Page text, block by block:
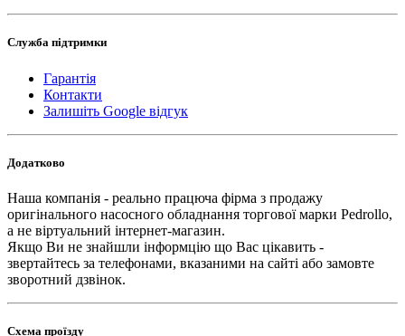
Служба підтримки
Гарантія
Контакти
Залишіть Google відгук
Додатково
Наша компанія - реально працюча фірма з продажу
оригінального насосного обладнання торгової марки Pedrollo,
а не віртуальний інтернет-магазин.
Якщо Ви не знайшли інформцію що Вас цікавить -
звертайтесь за телефонами, вказаними на сайті або замовте
зворотний дзвінок.
Схема проїзду